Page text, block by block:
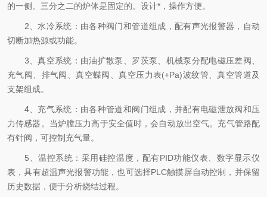
的一侧。三分之二的炉体是固定的。设计*，操作方便。
2、水冷系统：由各种阀门和管道组成，配有声光报警器，自动
切断加热源或功能。
3、真空系统：由油扩散泵、罗茨泵、机械泵分配电磁压差阀、
充气阀、排气阀、真空蝶阀、真空压力表(+Pa)波纹管、真空管道及
支架组成。
4、充气系统：由各种管道和阀门组成，并配有电磁泄放阀和压
力传感器。当炉膛压力高于安全值时，会自动放出空气。充气管路配
有针阀，可控制充气量。
5、温控系统：采用硅控温度，配有PID功能仪表、数字显示仪
表，具有超温声光报警功能，也可选择PLC触摸屏自动控制，并保留
历史数据，便于分析烧结过程。